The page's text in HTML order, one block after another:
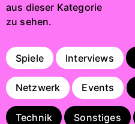
aus dieser Kategorie
zu sehen.
Spiele Interviews
Netzwerk Events
Technik Sonstiges